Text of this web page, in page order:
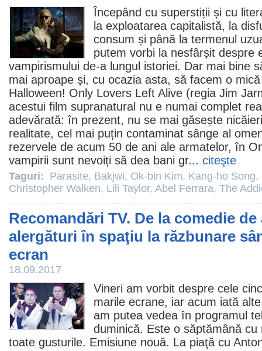
Începând cu superstiții și cu
la exploatarea capitalistă, la
consum și până la termenul
putem vorbi la nesfârșit despre
vampirismului de-a lungul istoriei. Dar mai bine
mai aproape și, cu ocazia asta, să facem o
Halloween! Only Lovers Left Alive (regia Jim
acestui film supranatural nu e numai complet
adevărată: în prezent, nu se mai găsește
realitate, cel mai puțin contaminat sânge al
rezervele de acum 50 de ani ale armatelor, în
vampirii sunt nevoiți să dea bani gr... citeşte
Taguri: Parasite, Bakjwi, Ok-bin Kim, Kang-ho Song,
Christopher Walken, Lili Taylor, Abel Ferrara, The
Recomandări TV. De la comedie
alergături în spaţiu la răzbunare
ecran
18.09.2017
Vineri am vorbit despre cele
marile ecrane, iar acum iată
am putea vedea în programul
duminică. Este o săptămână
toate gusturile. Emisiune nouă. La piaţă cu